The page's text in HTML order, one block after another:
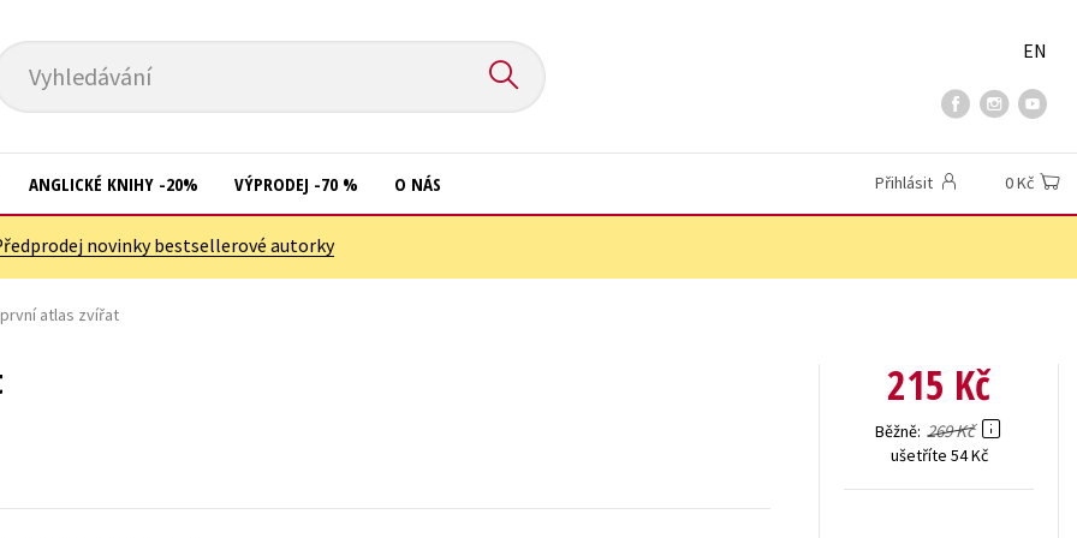
Vyhledávání
EN
Kuchařky
ANGLICKÉ KNIHY -20% VÝPRODEJ -70 % O NÁS Přihlásit 0 Kč
novinky bestsellerové autorky
atlas zvířat
215 Kč
Běžně 269 Kč
ušetříte 54 Kč